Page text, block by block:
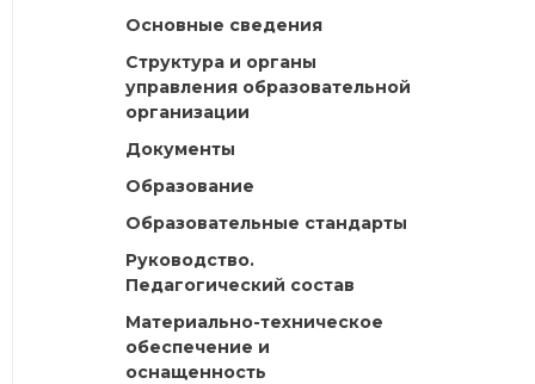
Основные сведения
Структура и органы
управления образовательной
организации
Документы
Образование
Образовательные стандарты
Руководство.
Педагогический состав
Материально-техническое
обеспечение и
оснащенность